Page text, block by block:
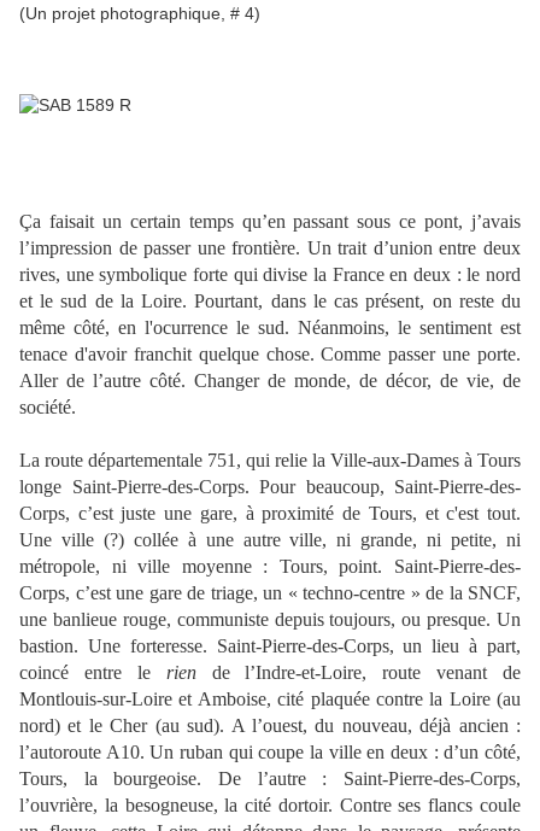
(Un projet photographique, # 4)
Ça faisait un certain temps qu’en passant sous ce pont, j’avais
l’impression de passer une frontière. Un trait d’union entre deux
rives, une symbolique forte qui divise la France en deux : le nord
et le sud de la Loire. Pourtant, dans le cas présent, on reste du
même côté, en l'ocurrence le sud. Néanmoins, le sentiment est
tenace d'avoir franchit quelque chose. Comme passer une porte.
Aller de l’autre côté. Changer de monde, de décor, de vie, de
société.
La route départementale 751, qui relie la Ville-aux-Dames à Tours
longe Saint-Pierre-des-Corps. Pour beaucoup, Saint-Pierre-des-
Corps, c’est juste une gare, à proximité de Tours, et c'est tout.
Une ville (?) collée à une autre ville, ni grande, ni petite, ni
métropole, ni ville moyenne : Tours, point. Saint-Pierre-des-
Corps, c’est une gare de triage, un « techno-centre » de la SNCF,
une banlieue rouge, communiste depuis toujours, ou presque. Un
bastion. Une forteresse. Saint-Pierre-des-Corps, un lieu à part,
coincé entre le riende l’Indre-et-Loire, route venant de
Montlouis-sur-Loire et Amboise, cité plaquée contre la Loire (au
nord) et le Cher (au sud). A l’ouest, du nouveau, déjà ancien :
l’autoroute A10. Un ruban qui coupe la ville en deux : d’un côté,
Tours, la bourgeoise. De l’autre : Saint-Pierre-des-Corps,
l’ouvrière, la besogneuse, la cité dortoir. Contre ses flancs coule